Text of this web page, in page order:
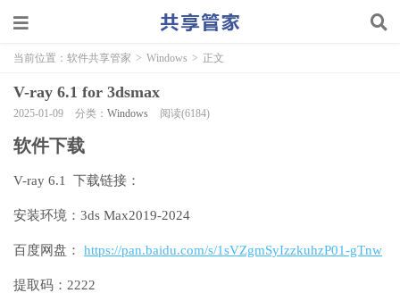
当前位置： 软件共享管家 > Windows > 正文
V-ray 6.1 for 3dsmax
2025-01-09 分类： Windows 阅读(6184)
软件下载
V-ray 6.1 下载链接：
安装环境：3ds Max2019-2024
百度网盘： https://pan.baidu.com/s/1sVZgmSyIzzkuhzP01-gTnw
提取码：2222